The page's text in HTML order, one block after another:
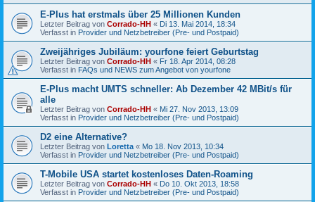
E-Plus hat erstmals über 25 Millionen Kunden
Letzter Beitrag von Corrado-HH « Di 13. Mai 2014, 18:34
Verfasst in Provider und Netzbetreiber (Pre- und Postpaid)
Zweijähriges Jubiläum: yourfone feiert Geburtstag
Letzter Beitrag von Corrado-HH « Fr 18. Apr 2014, 08:28
Verfasst in FAQs und NEWS zum Angebot von yourfone
E-Plus macht UMTS schneller: Ab Dezember 42 MBit/s für
alle
Letzter Beitrag von Corrado-HH « Mi 27. Nov 2013, 13:09
Verfasst in Provider und Netzbetreiber (Pre- und Postpaid)
D2 eine Alternative?
Letzter Beitrag von Loretta « Mo 18. Nov 2013, 10:34
Verfasst in Provider und Netzbetreiber (Pre- und Postpaid)
T-Mobile USA startet kostenloses Daten-Roaming
Letzter Beitrag von Corrado-HH « Do 10. Okt 2013, 18:58
Verfasst in Provider und Netzbetreiber (Pre- und Postpaid)